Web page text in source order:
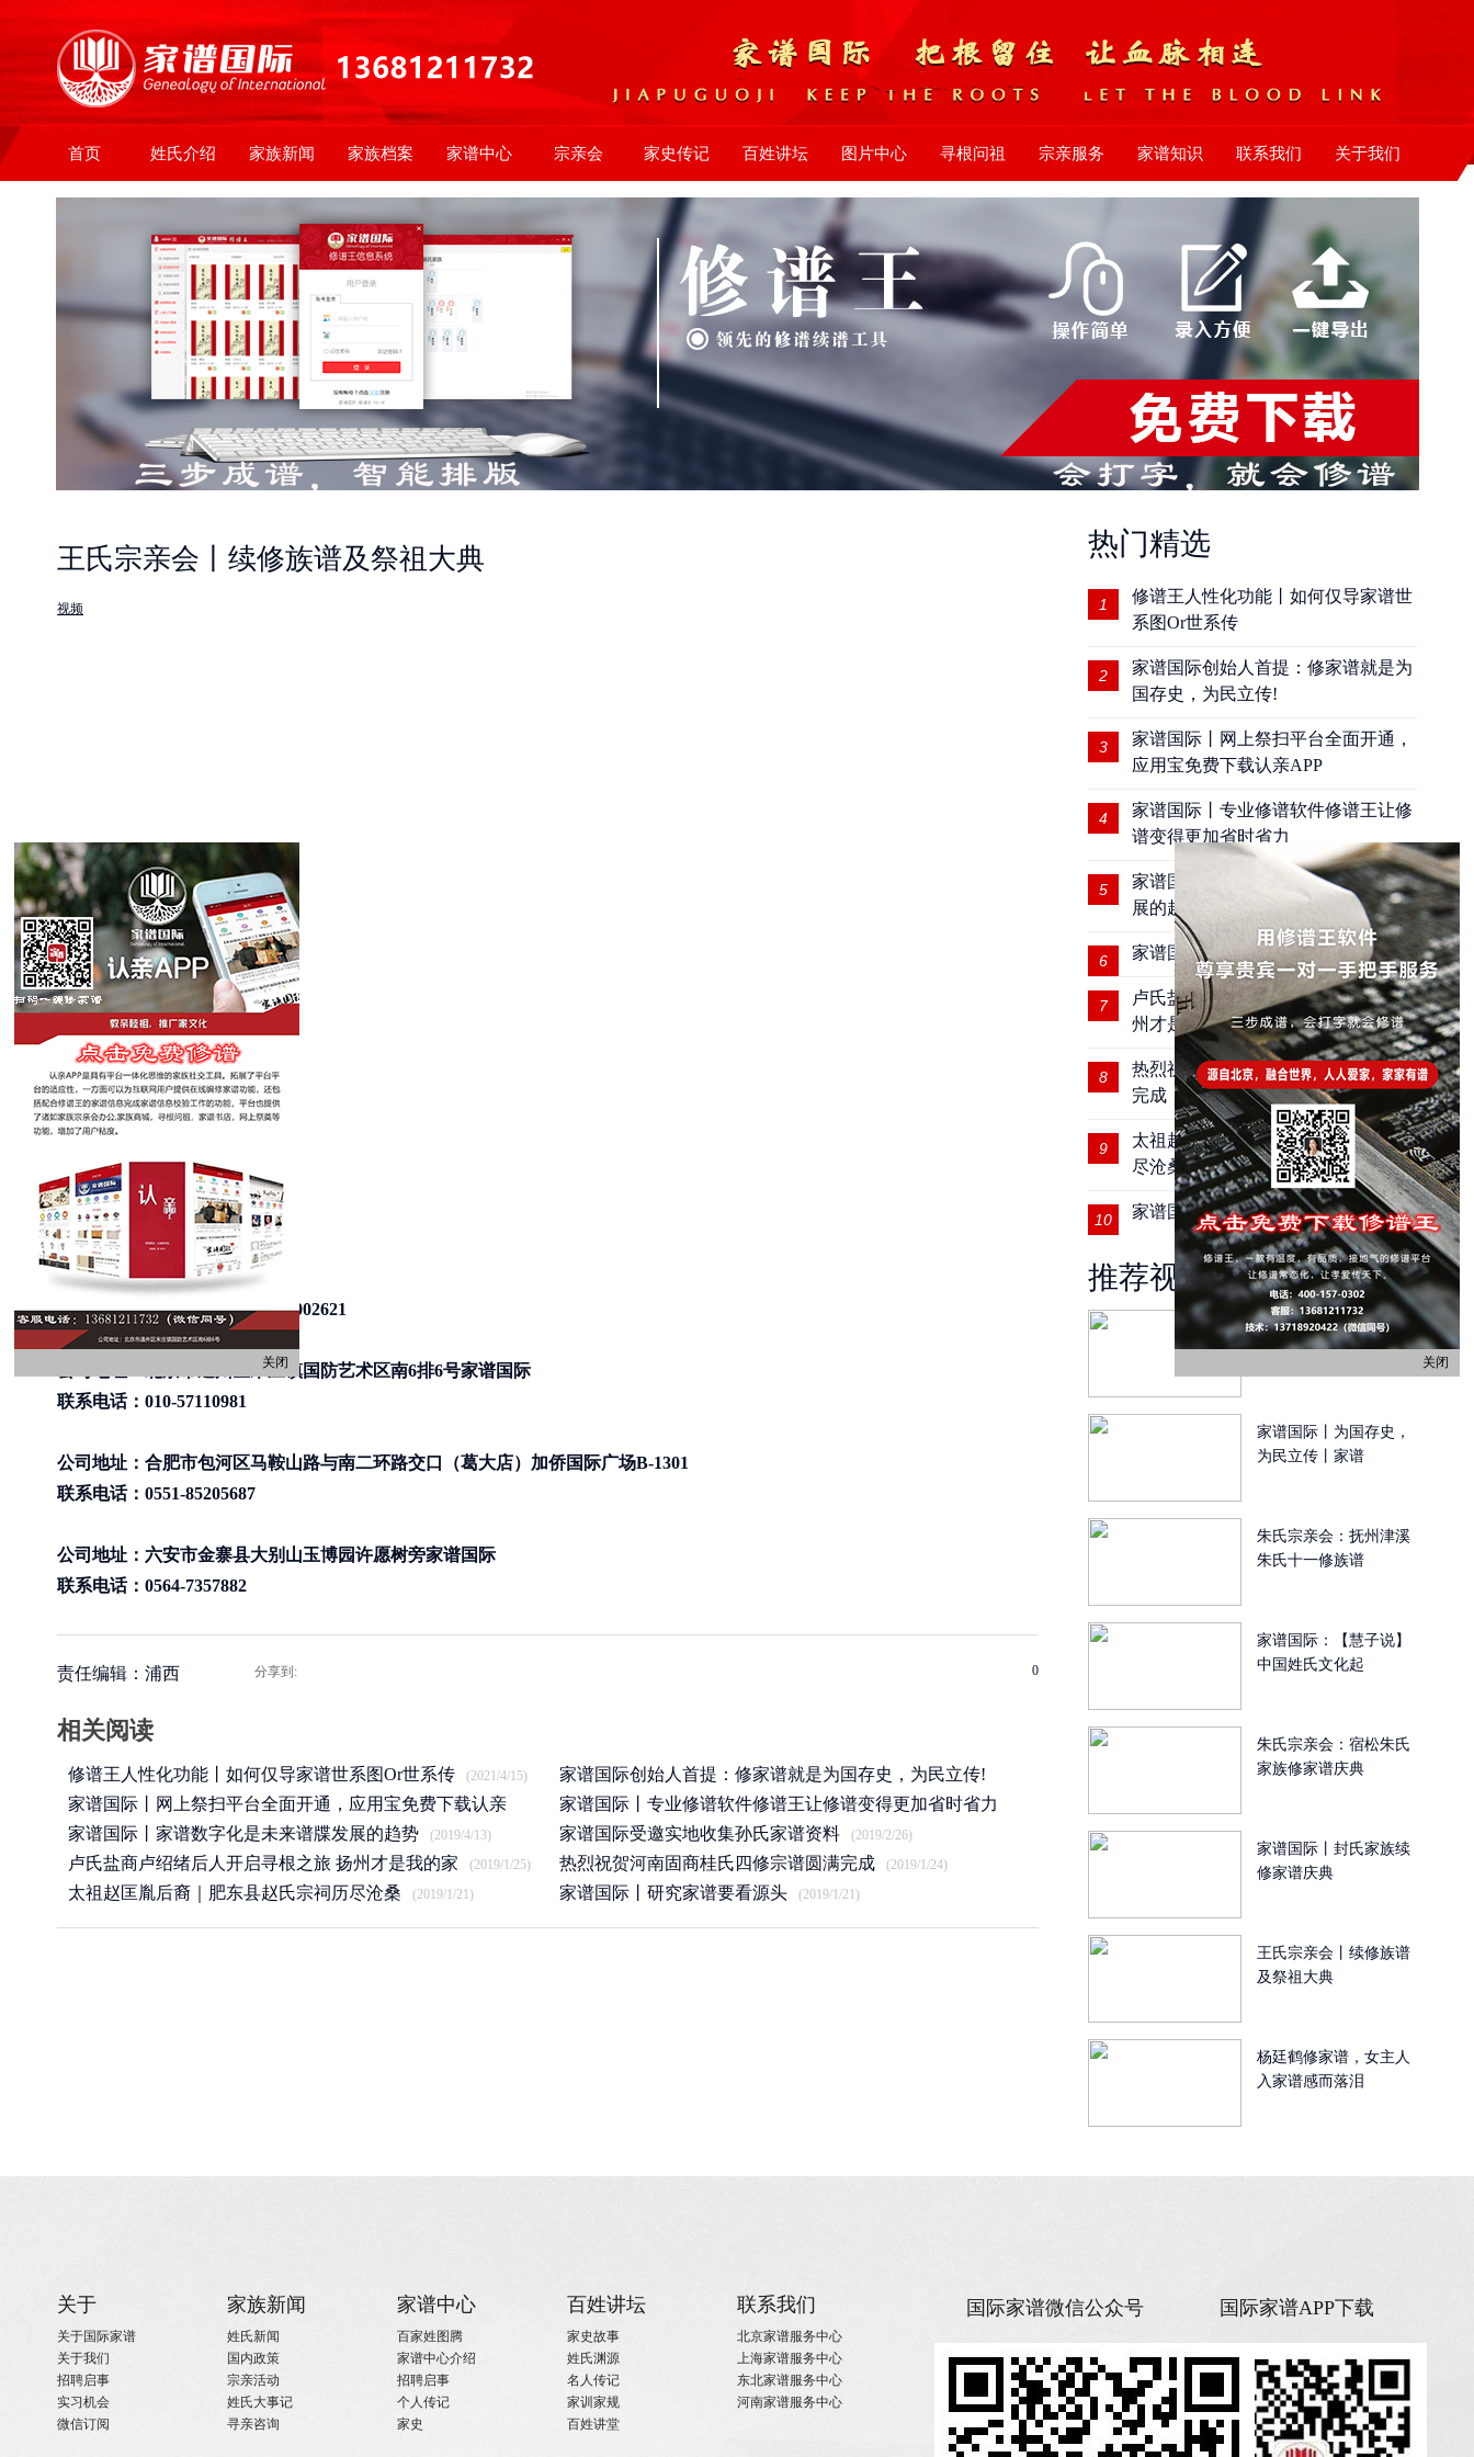
首页 姓氏介绍 家族新闻 家族档案 家谱中心 宗亲会 家史传记 百姓讲坛 图片中心 寻根问祖 宗亲服务 家谱知识 联系我们 关于我们
王氏宗亲会丨续修族谱及祭祖大典
视频
声明：家谱国际整理编辑
家谱信息化联系人微信：18715002621
公司地址：北京市通州区宋庄镇国防艺术区南6排6号家谱国际
联系电话：010-57110981
公司地址：合肥市包河区马鞍山路与南二环路交口（葛大店）加侨国际广场B-1301
联系电话：0551-85205687
公司地址：六安市金寨县大别山玉博园许愿树旁家谱国际
联系电话：0564-7357882
责任编辑：浦西 分享到: 0
相关阅读
修谱王人性化功能丨如何仅导家谱世系图Or世系传 (2021/4/15) 家谱国际创始人首提：修家谱就是为国存史，为民立传!
(2020/12/22)
家谱国际丨网上祭扫平台全面开通，应用宝免费下载认亲
APP
(2020/3/25)
家谱国际丨专业修谱软件修谱王让修谱变得更加省时省力
(2019/7/17)
家谱国际丨家谱数字化是未来谱牒发展的趋势 (2019/4/13) 家谱国际受邀实地收集孙氏家谱资料 (2019/2/26)
卢氏盐商卢绍绪后人开启寻根之旅 扬州才是我的家 (2019/1/25) 热烈祝贺河南固商桂氏四修宗谱圆满完成 (2019/1/24)
太祖赵匡胤后裔｜肥东县赵氏宗祠历尽沧桑 (2019/1/21) 家谱国际丨研究家谱要看源头 (2019/1/21)
热门精选
1
修谱王人性化功能丨如何仅导家谱世
系图Or世系传
2
家谱国际创始人首提：修家谱就是为
国存史，为民立传!
3
家谱国际丨网上祭扫平台全面开通，
应用宝免费下载认亲APP
4
家谱国际丨专业修谱软件修谱王让修
谱变得更加省时省力
5
家谱国际丨家谱数字化是未来谱牒发
展的趋势
6 家谱国际受邀实地收集孙氏家谱资料
7
卢氏盐商卢绍绪后人开启寻根之旅 扬
州才是我的家
8
热烈祝贺河南固商桂氏四修宗谱圆满
完成
9
太祖赵匡胤后裔｜肥东县赵氏宗祠历
尽沧桑
10 家谱国际丨研究家谱要看源头
推荐视频
家谱国际丨2018年万宁
市沈氏家族祭祖
家谱国际丨为国存史，
为民立传丨家谱
朱氏宗亲会：抚州津溪
朱氏十一修族谱
家谱国际：【慧子说】
中国姓氏文化起
朱氏宗亲会：宿松朱氏
家族修家谱庆典
家谱国际丨封氏家族续
修家谱庆典
王氏宗亲会丨续修族谱
及祭祖大典
杨廷鹤修家谱，女主人
入家谱感而落泪
国际家谱APP下载
国际家谱微信公众号
关于
关于国际家谱
关于我们
招聘启事
实习机会
微信订阅
家族新闻
姓氏新闻
国内政策
宗亲活动
姓氏大事记
寻亲咨询
家谱中心
百家姓图腾
家谱中心介绍
招聘启事
个人传记
家史
百姓讲坛
家史故事
姓氏渊源
名人传记
家训家规
百姓讲堂
联系我们
北京家谱服务中心
上海家谱服务中心
东北家谱服务中心
河南家谱服务中心
关闭 关闭